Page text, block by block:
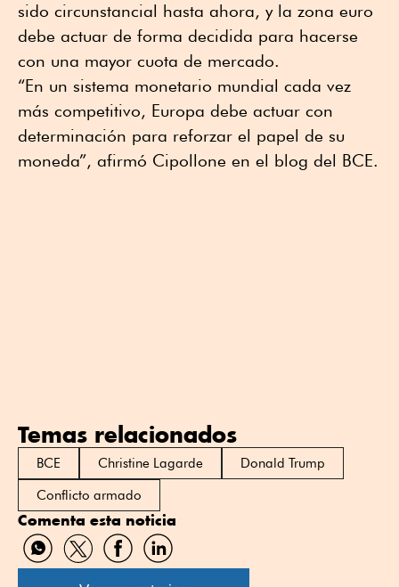
sido circunstancial hasta ahora, y la zona euro
debe actuar de forma decidida para hacerse
con una mayor cuota de mercado.
“En un sistema monetario mundial cada vez
más competitivo, Europa debe actuar con
determinación para reforzar el papel de su
moneda”, afirmó Cipollone en el blog del BCE.
Temas relacionados
BCE Christine Lagarde
Donald Trump
Conflicto armado
Comenta esta noticia
Compartir
por
Compartir
por
Compartir
por
Compartir
por